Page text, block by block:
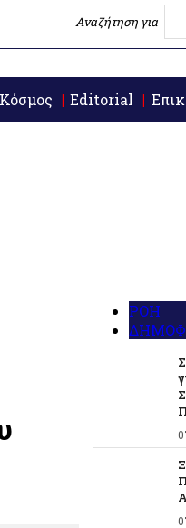
Αναζήτηση για
Κόσμος Editorial
ΡΟΗ